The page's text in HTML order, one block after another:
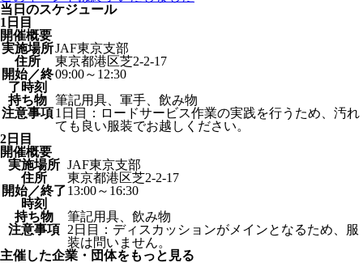
当日のスケジュール
1日目
開催概要
実施場所JAF東京支部
住所
東京都港区芝2-2-17
開始／終
了時刻
09:00～12:30
持ち物 筆記用具、軍手、飲み物
注意事項1日目：ロードサービス作業の実践を行うため、汚れ
ても良い服装でお越しください。
2日目
開催概要
実施場所 JAF東京支部
住所
東京都港区芝2-2-17
開始／終了
時刻
13:00～16:30
持ち物
筆記用具、飲み物
注意事項
2日目：ディスカッションがメインとなるため、服
装は問いません。
主催した企業・団体をもっと見る